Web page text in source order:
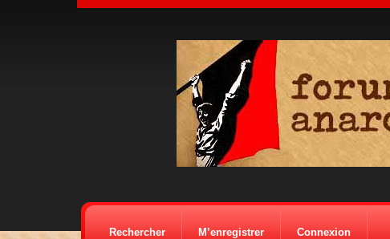
Rechercher M’enregistrer Connexion